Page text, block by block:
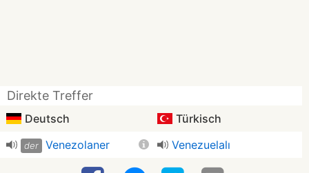
Direkte Treffer
Deutsch Türkisch
der Venezolaner Venezuelalı